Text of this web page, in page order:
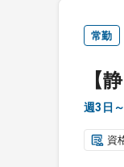
常勤
【
週3日
資